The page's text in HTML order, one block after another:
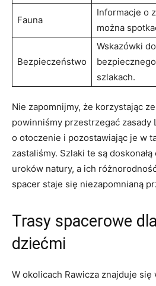
Fauna
Informacje o
można
Bezpieczeństwo
Wskazówki
szlakach.
Nie zapomnijmy, że korzystając
powinniśmy przestrzegać zasady
o otoczenie i pozostawiając je w
zastaliśmy. Szlaki te są
uroków natury, a ich
spacer staje się niezapomnianą
Trasy spacerowe
dziećmi
W okolicach Rawicza znajduje